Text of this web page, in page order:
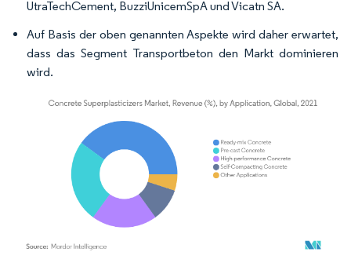
UtraTechCement, BuzziUnicemSpA und Vicatn SA.
Auf Basis der oben genannten Aspekte wird daher erwartet,
dass das Segment Transportbeton den Markt dominieren
wird.